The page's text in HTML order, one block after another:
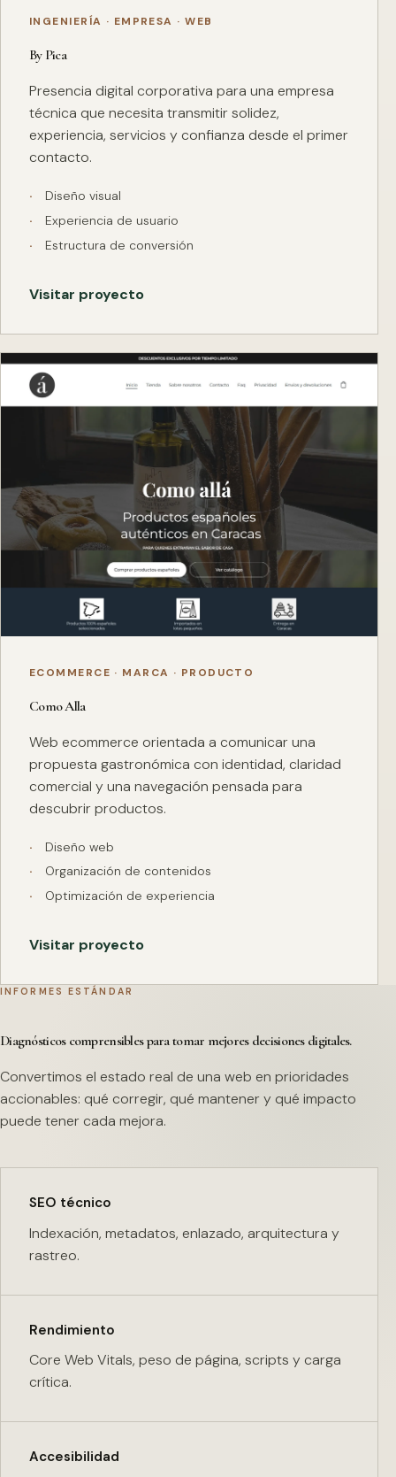
INGENIERÍA · EMPRESA · WEB
By Pica
Presencia digital corporativa para una empresa
técnica que necesita transmitir solidez,
experiencia, servicios y confianza desde el primer
contacto.
Diseño visual
Experiencia de usuario
Estructura de conversión
Visitar proyecto
ECOMMERCE · MARCA · PRODUCTO
Como Alla
Web ecommerce orientada a comunicar una
propuesta gastronómica con identidad, claridad
comercial y una navegación pensada para
descubrir productos.
Diseño web
Organización de contenidos
Optimización de experiencia
Visitar proyecto
INFORMES ESTÁNDAR
Diagnósticos comprensibles para tomar mejores decisiones digitales.
Convertimos el estado real de una web en prioridades
accionables: qué corregir, qué mantener y qué impacto
puede tener cada mejora.
SEO técnico
Indexación, metadatos, enlazado, arquitectura y
rastreo.
Rendimiento
Core Web Vitals, peso de página, scripts y carga
crítica.
Accesibilidad